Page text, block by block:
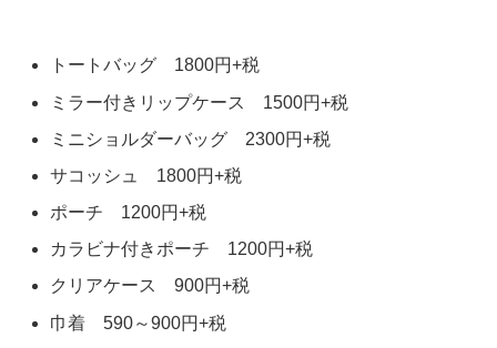
トートバッグ 1800円+税
ミラー付きリップケース 1500円+税
ミニショルダーバッグ 2300円+税
サコッシュ 1800円+税
ポーチ 1200円+税
カラビナ付きポーチ 1200円+税
クリアケース 900円+税
巾着 590～900円+税